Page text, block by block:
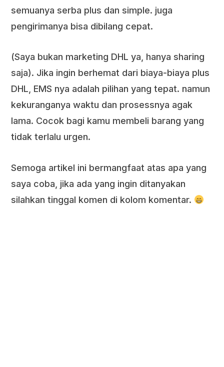
semuanya serba plus dan simple. juga
pengirimanya bisa dibilang cepat.
(Saya bukan marketing DHL ya, hanya sharing
saja). Jika ingin berhemat dari biaya-biaya plus
DHL, EMS nya adalah pilihan yang tepat. namun
kekuranganya waktu dan prosessnya agak
lama. Cocok bagi kamu membeli barang yang
tidak terlalu urgen.
Semoga artikel ini bermangfaat atas apa yang
saya coba, jika ada yang ingin ditanyakan
silahkan tinggal komen di kolom komentar.